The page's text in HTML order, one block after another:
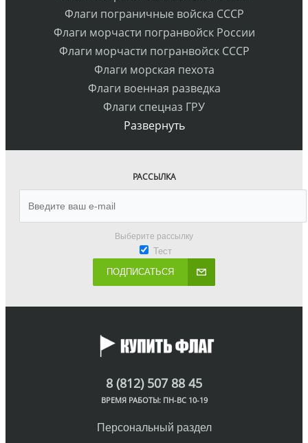
Флаги пограничные войска СССР
Флаги морчасти погранвойск России
Флаги морчасти погранвойск СССР
Флаги морская пехота
Флаги военная разведка
Флаги спецназ ГРУ
Развернуть
РАССЫЛКА
Выберите рассылку
Тест
ПОДПИСАТЬСЯ
8 (812) 507 88 45
ВРЕМЯ РАБОТЫ: ПН-ВС 10-19
Персональный раздел